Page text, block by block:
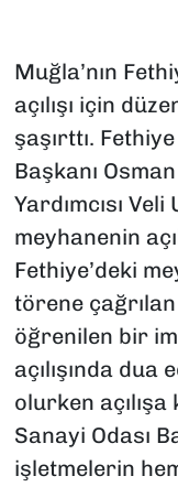
Muğla’nın
açılışı için
şaşırttı.
Başkanı
Yardımcısı Veli
meyhanenin
Fethiye’deki
törene
öğrenilen bir
açılışında dua
olurken
Sanayi Odası
işletmelerin